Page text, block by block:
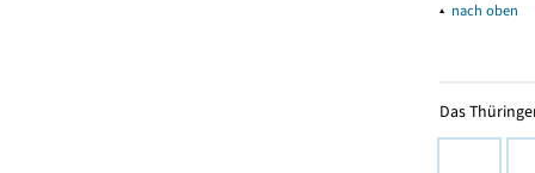
▴ nach oben
Das